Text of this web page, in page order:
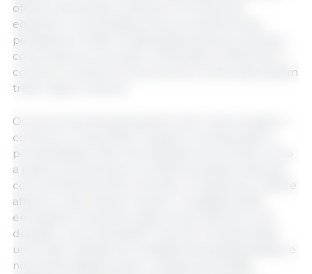
oferta e demanda continuam em busca de
equilíbrio, uma tendência que provavelmente
persistirá em 2026. Tensões geopolíticas e políticas
comerciais em evolução continuarão a influenciar o
comércio, embora novos acordos comerciais possam
trazer algum impulso.
Os surtos de doenças também têm interrompido o
comércio, comprimido margens e pressionado a
produtividade. Além de ameaças recorrentes como
a peste suína africana e a influenza aviária, doenças
como bicheira do Novo Mundo, a língua azul, a febre
aftosa e a dermatose nodular contagiosa estão
emergindo. Enquanto alguns surtos são de curta
duração, outros persistem. Isso tem impulsionado
uma maior adoção de medidas de biosseguridade, e
novas abordagens para o manejo da pressão